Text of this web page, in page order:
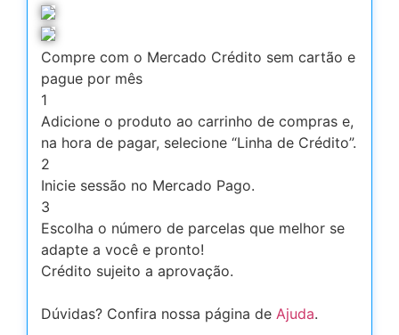
Compre com o Mercado Crédito sem cartão e
pague por mês
1
Adicione o produto ao carrinho de compras e,
na hora de pagar, selecione “Linha de Crédito”.
2
Inicie sessão no Mercado Pago.
3
Escolha o número de parcelas que melhor se
adapte a você e pronto!
Crédito sujeito a aprovação.
Dúvidas? Confira nossa página de Ajuda.